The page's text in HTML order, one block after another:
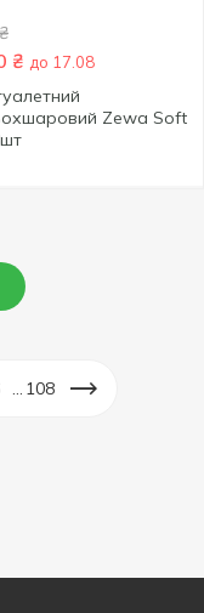
₴
₴ до 17.08
Zewa Soft
108